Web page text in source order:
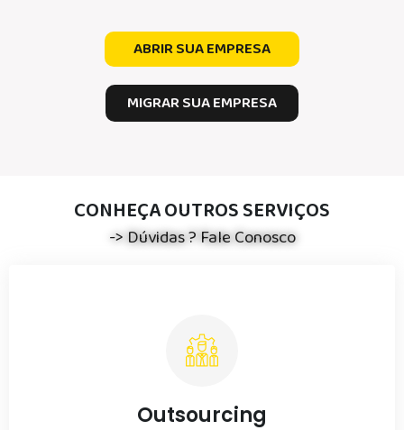
MIGRAR SUA EMPRESA
ABRIR SUA EMPRESA
CONHEÇA OUTROS SERVIÇOS
-> Dúvidas ? Fale Conosco
Outsourcing